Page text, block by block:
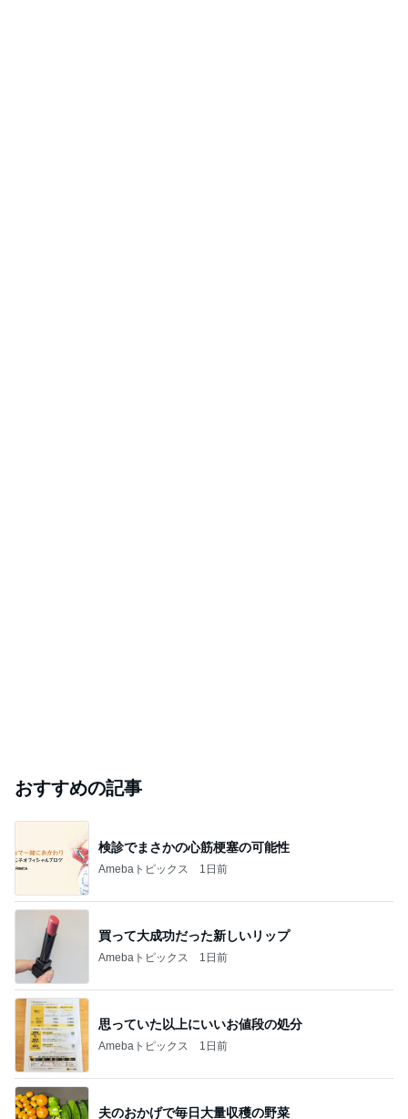
おすすめの記事
検診でまさかの心筋梗塞の可能性
Amebaトピックス 1日前
買って大成功だった新しいリップ
Amebaトピックス 1日前
思っていた以上にいいお値段の処分
Amebaトピックス 1日前
夫のおかげで毎日大量収穫の野菜